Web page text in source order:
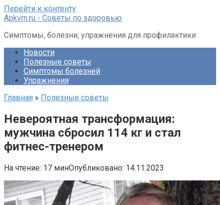
Перейти к контенту
Apkvrn.ru - Советы по здоровью
Симптомы, болезни, упражнения для профилактики
Новости
Полезные советы
Симптомы болезней
Упражнения
Главная » Полезные советы
Невероятная трансформация:
мужчина сбросил 114 кг и стал
фитнес-тренером
На чтение: 17 минОпубликовано: 14.11.2023